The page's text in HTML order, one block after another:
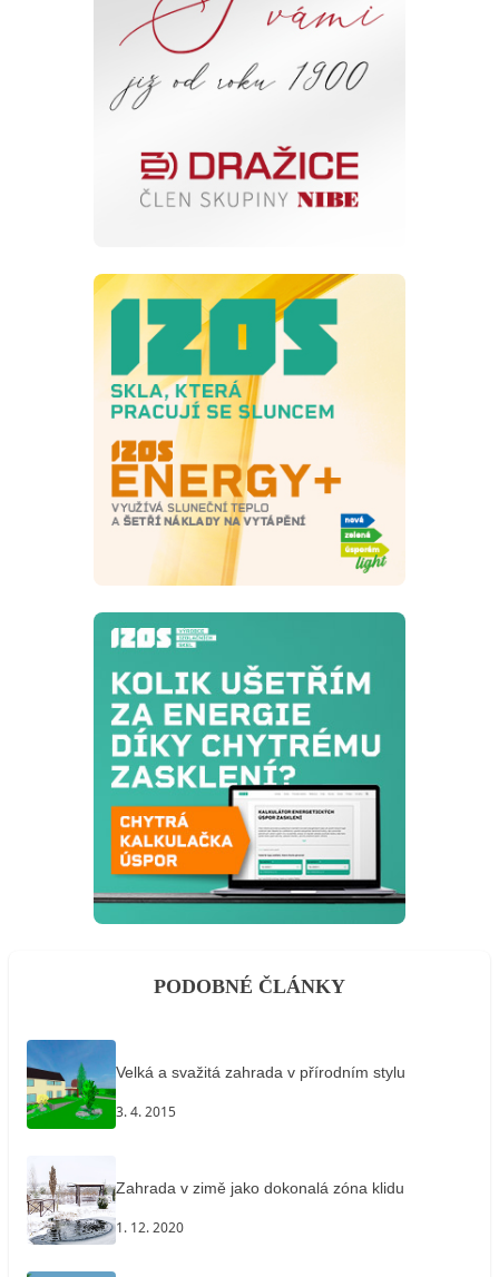
PODOBNÉ ČLÁNKY
Velká a svažitá zahrada v přírodním stylu
3. 4. 2015
Zahrada v zimě jako dokonalá zóna klidu
1. 12. 2020